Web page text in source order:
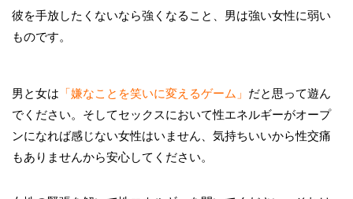
彼を手放したくないなら強くなること、男は強い女性に弱い
ものです。
男と女は 「嫌なことを笑いに変えるゲーム」 だと思って遊ん
でください。そしてセックスにおいて性エネルギーがオープ
ンになれば感じない女性はいません、気持ちいいから性交痛
もありませんから安心してください。